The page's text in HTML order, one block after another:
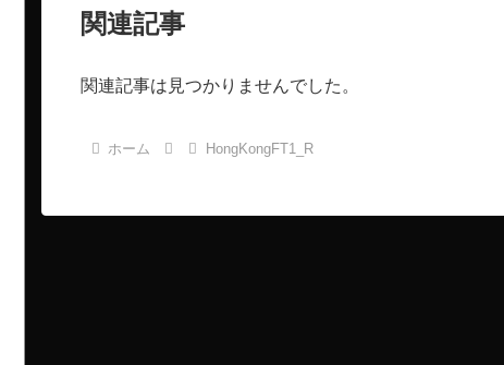
関連記事
関連記事は見つかりませんでした。
ホーム HongKongFT1_R